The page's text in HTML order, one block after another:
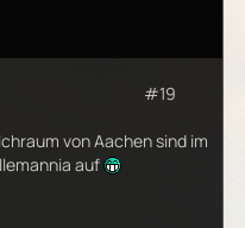
#19
von Aachen sind im
auf